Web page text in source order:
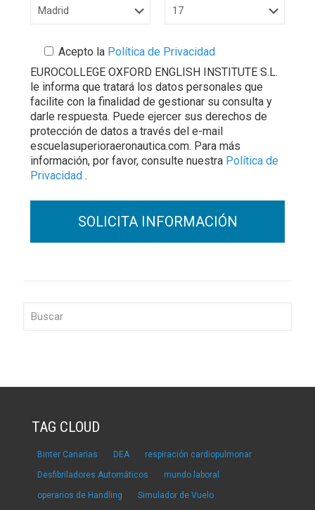
Acepto la Política de Privacidad
EUROCOLLEGE OXFORD ENGLISH INSTITUTE S.L.
le informa que tratará los datos personales que
facilite con la finalidad de gestionar su consulta y
darle respuesta. Puede ejercer sus derechos de
protección de datos a través del e-mail
escuelasuperioraeronautica.com. Para más
información, por favor, consulte nuestra Política de
Privacidad .
TAG CLOUD
Binter Canarias DEA respiración cardiopulmonar
Desfibriladores Automáticos mundo laboral
operarios de Handling Simulador de Vuelo